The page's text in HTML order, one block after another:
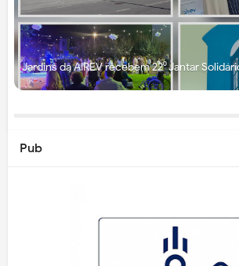
Jardins da AIREV recebem 22⁰ Jantar
Pub